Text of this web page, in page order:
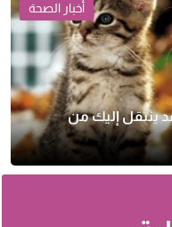
أخبار الصحة
ينتقل إليك من